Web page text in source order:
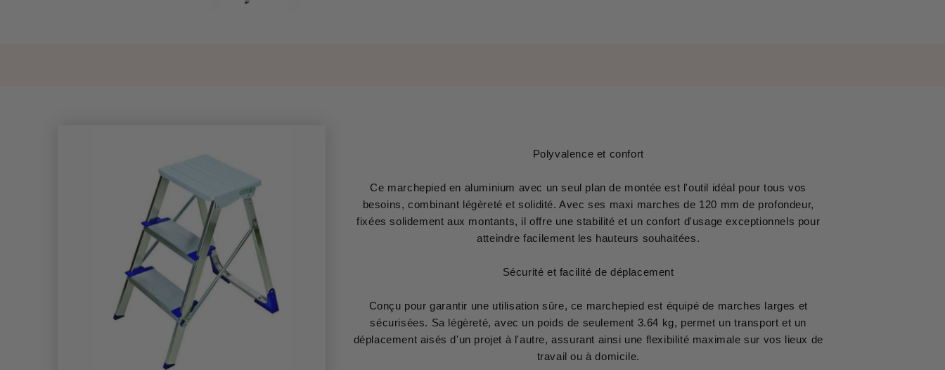
Polyvalence et confort
Ce marchepied en aluminium avec un seul plan de montée est l'outil idéal pour tous vos
besoins, combinant légèreté et solidité. Avec ses maxi marches de 120 mm de profondeur,
fixées solidement aux montants, il offre une stabilité et un confort d'usage exceptionnels pour
atteindre facilement les hauteurs souhaitées.
Sécurité et facilité de déplacement
Conçu pour garantir une utilisation sûre, ce marchepied est équipé de marches larges et
sécurisées. Sa légèreté, avec un poids de seulement 3.64 kg, permet un transport et un
déplacement aisés d'un projet à l'autre, assurant ainsi une flexibilité maximale sur vos lieux de
travail ou à domicile.